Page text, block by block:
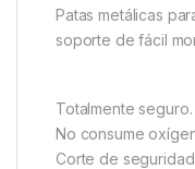
Patas metálicas
soporte de fácil
Totalmente seguro.
No consume
Corte de